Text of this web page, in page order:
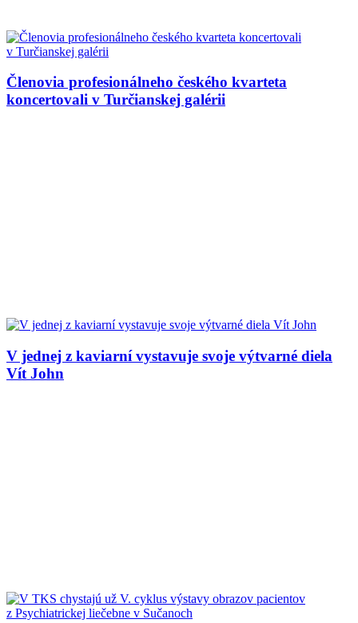
Členovia profesionálneho českého kvarteta
koncertovali v Turčianskej galérii
V jednej z kaviarní vystavuje svoje výtvarné diela
Vít John